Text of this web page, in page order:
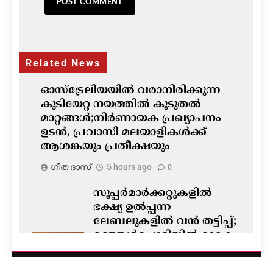
Related News
ഓസ്‌ട്രേലിയയിൽ വരാനിരിക്കുന്ന
കുടിയേറ്റ നയത്തിൽ കൂടുതൽ
മാറ്റങ്ങൾ;നിർണായക പ്രഖ്യാപനം
ഉടൻ, പ്രവാസി മലയാളികൾക്ക്
ആശങ്കയും പ്രതീക്ഷയും
ഗീത ദാസ്‌ 5 hours ago 0
സൂപ്പർമാർക്കറ്റുകളിൽ
ഭക്ഷ്യ ഉൽപ്പന്ന
ലേബലുകളിൽ വൻ തട്ടിപ്പ്;
മഞ്ഞൾപ്പൊടിയിൽ മാരക
വിഷാംശമെന്ന്